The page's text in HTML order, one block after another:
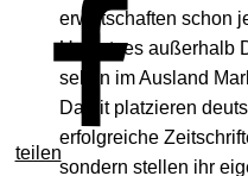
teilen
erwirtschaften schon
Umsatzes außerhalb
selten im Ausland
Damit platzieren
erfolgreiche
sondern stellen ihr